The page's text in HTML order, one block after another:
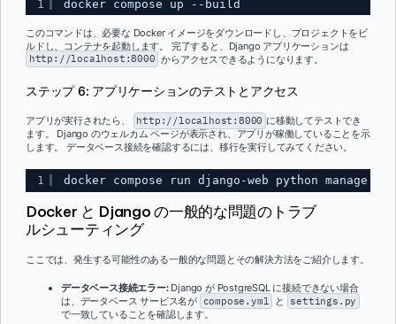
1 docker compose up --build
このコマンドは、必要な Docker イメージをダウンロードし、プロジェクトをビ
ルドし、コンテナを起動します。 完了すると、Django アプリケーションは
http://localhost:8000 からアクセスできるようになります。
ステップ 6: アプリケーションのテストとアクセス
アプリが実行されたら、 http://localhost:8000 に移動してテストでき
ます。 Django のウェルカム ページが表示され、アプリが稼働していることを示
します。 データベース接続を確認するには、移行を実行してみてください。
1 docker compose run django-web python
Docker と Django の一般的な問題のトラブ
ルシューティング
ここでは、発生する可能性のある一般的な問題とその解決方法をご紹介します。
データベース接続エラー:Django が PostgreSQL に接続できない場合
は、データベース サービス名が compose.yml と
settings.py
で一致していることを確認します。